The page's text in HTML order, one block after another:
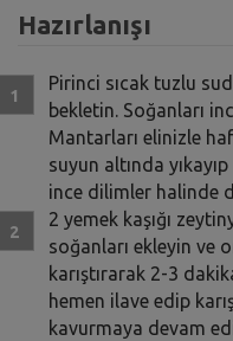
Hazırlanışı
Pirinci sıcak tuzlu
bekletin. Soğanları
Mantarları elinizle
suyun altında
ince dilimler halinde
2 yemek kaşığı
soğanları ekleyin ve
karıştırarak 2-3
hemen ilave edip
kavurmaya devam